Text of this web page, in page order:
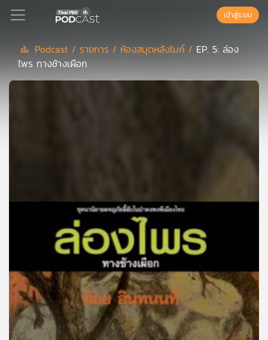
Podcast
คุณ
เพลง
เข้าสู่ระบบ
Podcast / รายการ / ห้องสมุดหลังไมค์ / EP. 5: ล่อง
ไพร ทางช้างเผือก